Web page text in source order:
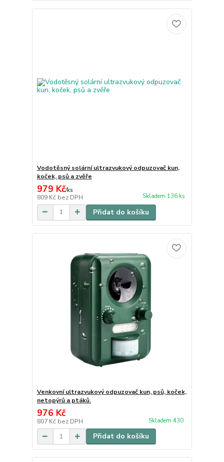
Vodotěsný solární ultrazvukový odpuzovač kun,
koček, psů a zvěře
979 Kč/ks
809 Kč bez DPH Skladem 136 ks
Přidat do košíku
Venkovní ultrazvukový odpuzovač kun, psů, koček,
netopýrů a ptáků.
976 Kč
807 Kč bez DPH Skladem 430
Přidat do košíku